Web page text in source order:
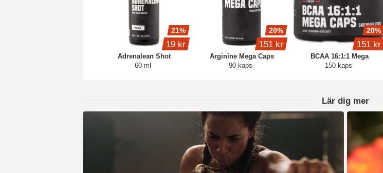
Adrenalean Shot
60 ml
21%
19 kr
Arginine Mega Caps
90 kaps
20%
151 kr
BCAA 16:1:1 Mega
150 kaps
20%
151 kr
Lär dig mer